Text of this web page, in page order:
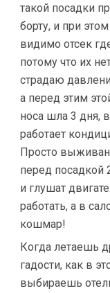
такой посадки
борту, и при
видимо отсек
потому что их
страдаю
а перед этим
носа шла 3 дня,
работает
Просто
перед посадкой
и глушат
работать, а в
кошмар!
Когда летаешь
гадости, как в
выбираешь